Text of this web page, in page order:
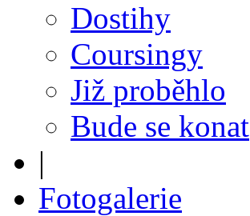
Dostihy
Coursingy
Již proběhlo
Bude se konat
|
Fotogalerie